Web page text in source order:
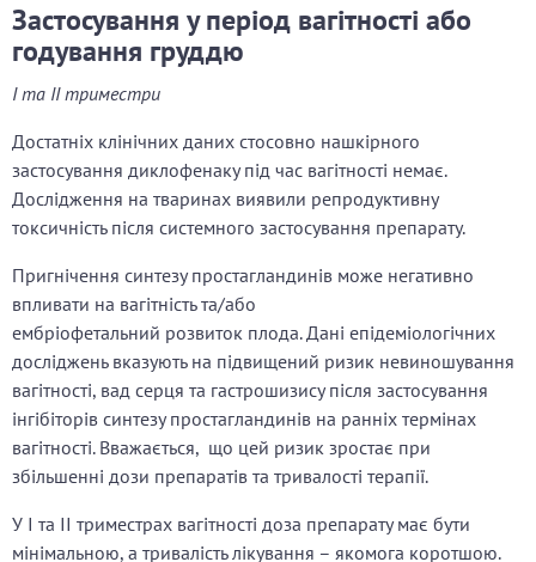
Застосування у період вагітності або
годування груддю
I та II триместри
Достатніх клінічних даних стосовно нашкірного
застосування диклофенаку під час вагітності немає.
Дослідження на тваринах виявили репродуктивну
токсичність після системного застосування препарату.
Пригнічення синтезу простагландинів може негативно
впливати на вагітність та/або
ембріофетальний розвиток плода. Дані епідеміологічних
досліджень вказують на підвищений ризик невиношування
вагітності, вад серця та гастрошизису після застосування
інгібіторів синтезу простагландинів на ранніх термінах
вагітності. Вважається, що цей ризик зростає при
збільшенні дози препаратів та тривалості терапії.
У І та ІІ триместрах вагітності доза препарату має бути
мінімальною, а тривалість лікування – якомога коротшою.